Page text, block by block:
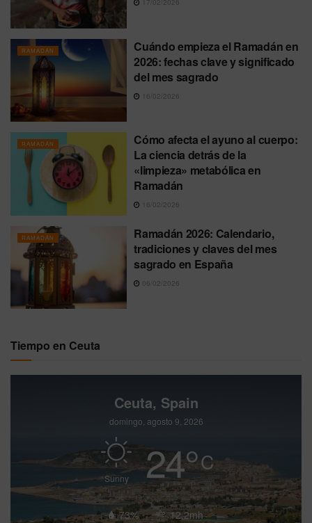
17/02/2026
RAMADÁN
Cuándo empieza el Ramadán en
2026: fechas clave y significado
del mes sagrado
16/02/2026
RAMADÁN
Cómo afecta el ayuno al cuerpo:
La ciencia detrás de la
«limpieza» metabólica en
Ramadán
16/02/2026
RAMADÁN
Ramadán 2026: Calendario,
tradiciones y claves del mes
sagrado en España
06/02/2026
Tiempo en Ceuta
Ceuta, Spain
domingo, agosto 9, 2026
Sunny 24°C
73% 12.2mh